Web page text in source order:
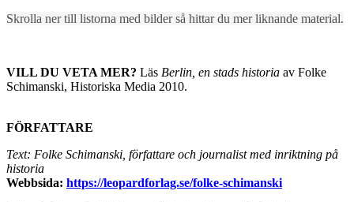
Skrolla ner till listorna med bilder så hittar du mer liknande material.
VILL DU VETA MER? Läs Berlin, en stads historia av Folke
Schimanski, Historiska Media 2010.
FÖRFATTARE
Text: Folke Schimanski, författare och journalist med inriktning på
historia
Webbsida: https://leopardforlag.se/folke-schimanski